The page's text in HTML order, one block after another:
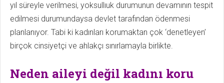
yıl süreyle verilmesi, yoksullıuk durumunun devamının tespit
edilmesi durumundaysa devlet tarafından ödenmesi
planlanıyor. Tabi ki kadınları korumaktan çok ‘denetleyen’
birçok cinsiyetçi ve ahlakçı sınırlamayla birlikte.
Neden aileyi değil kadını koru